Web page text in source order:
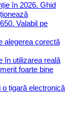
în 2026. Ghid
Valabil pe
alegerea corectă
în utilizarea reală
foarte bine
țigară electronică